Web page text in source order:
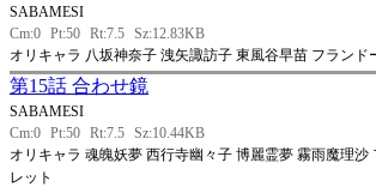
SABAMESI
Cm:0 Pt:50 Rt:7.5 Sz:12.83KB
オリキャラ 八坂神奈子 洩矢諏訪子 東風谷早苗 フランド
第15話 合わせ鏡
SABAMESI
Cm:0 Pt:50 Rt:7.5 Sz:10.44KB
オリキャラ 魂魄妖夢 西行寺幽々子 博麗霊夢 霧雨魔理沙
レット